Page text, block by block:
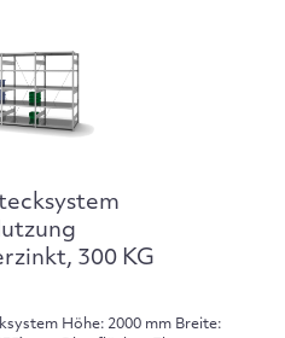
300 KG
Höhe: 2000 mm Breite: